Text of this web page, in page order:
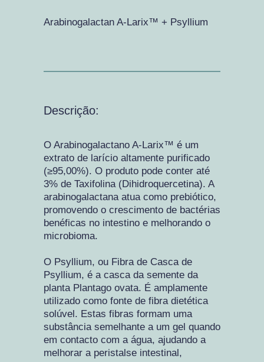
Arabinogalactan A-Larix™ + Psyllium
Descrição:
O Arabinogalactano A-Larix™ é um
extrato de larício altamente purificado
(≥95,00%). O produto pode conter até
3% de Taxifolina (Dihidroquercetina). A
arabinogalactana atua como prebiótico,
promovendo o crescimento de bactérias
benéficas no intestino e melhorando o
microbioma.
O Psyllium, ou Fibra de Casca de
Psyllium, é a casca da semente da
planta Plantago ovata. É amplamente
utilizado como fonte de fibra dietética
solúvel. Estas fibras formam uma
substância semelhante a um gel quando
em contacto com a água, ajudando a
melhorar a peristalse intestinal,